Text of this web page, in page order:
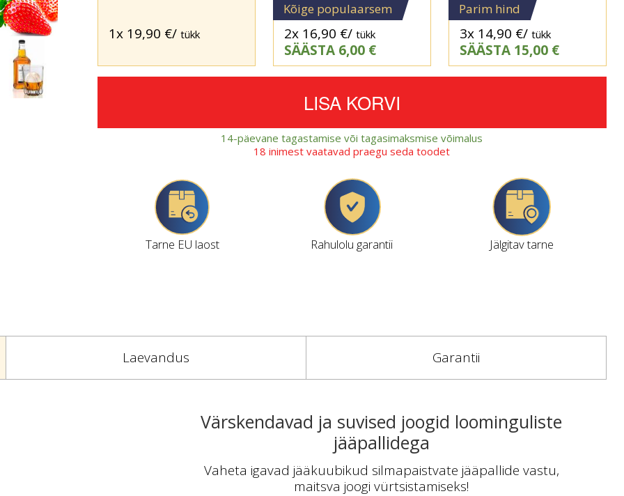
1x 19,90 €/ tükk
Kõige populaarsem
2x 16,90 €/ tükk
SÄÄSTA 6,00 €
Parim hind
3x 14,90 €/ tükk
SÄÄSTA 15,00 €
LISA KORVI
14-päevane tagastamise või tagasimaksmise võimalus
18 inimest vaatavad praegu seda toodet
Tarne EU laost Rahulolu garantii Jälgitav tarne
Laevandus Garantii
Värskendavad ja suvised joogid loominguliste
jääpallidega
Vaheta igavad jääkuubikud silmapaistvate jääpallide vastu,
maitsva joogi vürtsistamiseks!